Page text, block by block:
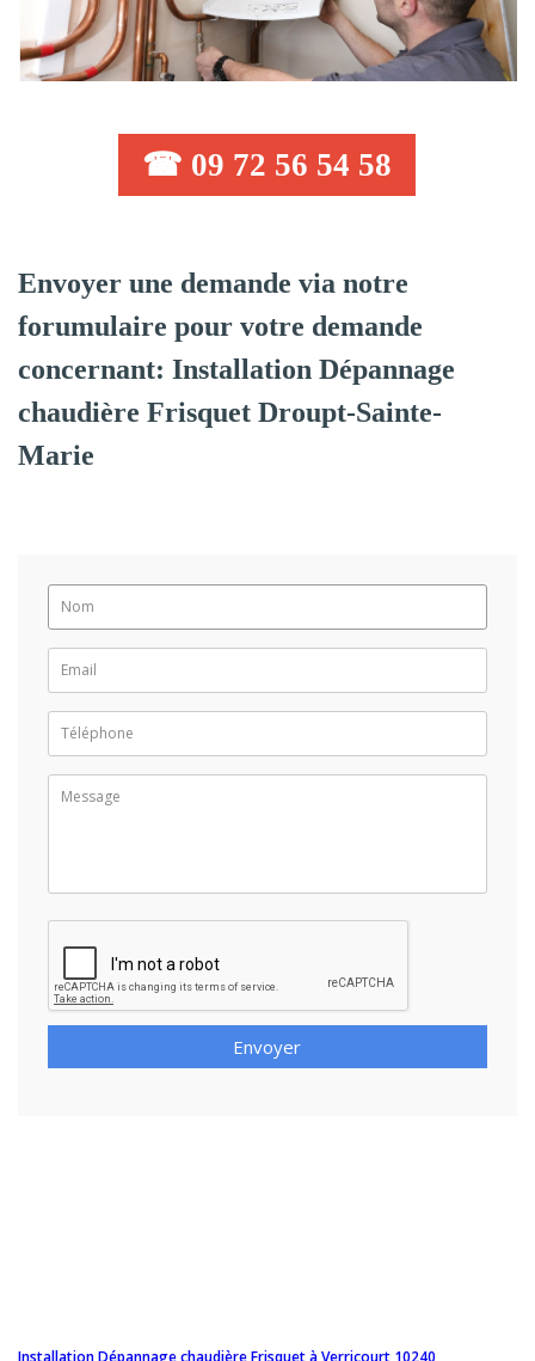
☎ 09 72 56 54 58
Envoyer une demande via notre
forumulaire pour votre demande
concernant: Installation Dépannage
chaudière Frisquet Droupt-Sainte-
Marie
Envoyer